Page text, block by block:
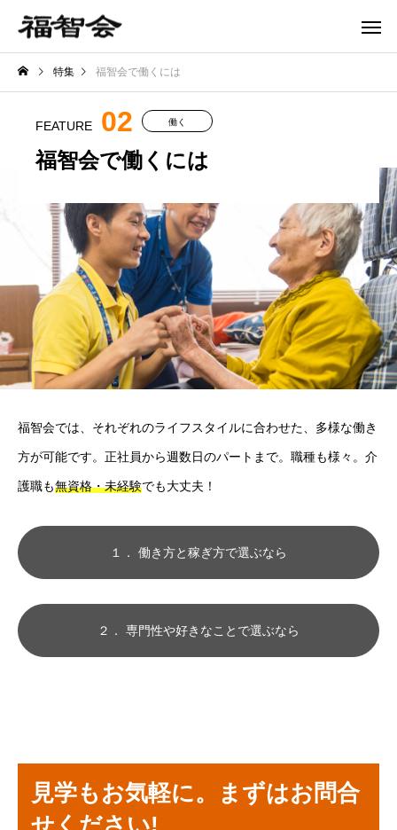
特集 福智会で働くには
FEATURE 02 働く
福智会で働くには
福智会では、それぞれのライフスタイルに合わせた、多様な働き
方が可能です。正社員から週数日のパートまで。職種も様々。介
護職も無資格・未経験でも大丈夫！
１． 働き方と稼ぎ方で選ぶなら
２． 専門性や好きなことで選ぶなら
見学もお気軽に。まずはお問合
せください!